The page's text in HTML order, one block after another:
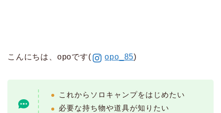
こんにちは、opoです( opo_85)
これからソロキャンプをはじめたい
必要な持ち物や道具が知りたい